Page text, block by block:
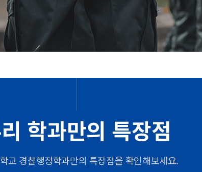
학과만의 특장점
교 경찰행정학과만의 특장점을 확인해보세요.